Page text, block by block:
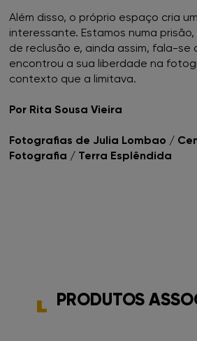
Além disso, o próprio espaço cria
interessante. Estamos numa
de reclusão e, ainda assim, fala-se
encontrou a sua liberdade na
contexto que a limitava.
Por Rita Sousa Vieira
Fotografias de Julia Lombao /
Fotografia / Terra Esplêndida
PRODUTOS